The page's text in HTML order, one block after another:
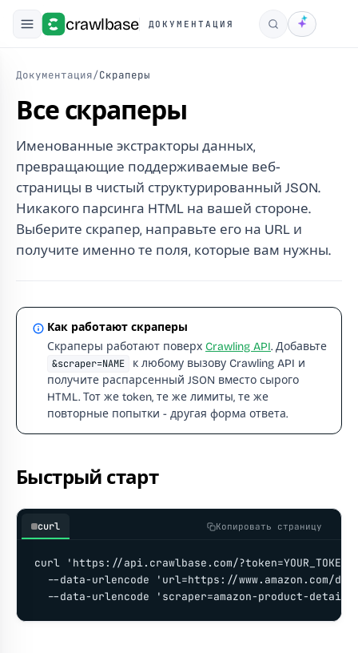
crawlbase ДОКУМЕНТАЦИЯ Поиск
Документация/Скраперы
Все скраперы
Именованные экстракторы данных,
превращающие поддерживаемые веб-
страницы в чистый структурированный JSON.
Никакого парсинга HTML на вашей стороне.
Выберите скрапер, направьте его на URL и
получите именно те поля, которые вам нужны.
Как работают скраперы
Скраперы работают поверх Crawling API. Добавьте
&scraper=NAME
к любому вызову Crawling API и
получите распарсенный JSON вместо сырого
HTML. Тот же token, те же лимиты, те же
повторные попытки - другая форма ответа.
Быстрый старт
curl Копировать страницу
curl 'https://api.crawlbase.com/
--data-urlencode 'url=https://www.amazon.com/dp/
--data-urlencode 'scraper=amazon-product-